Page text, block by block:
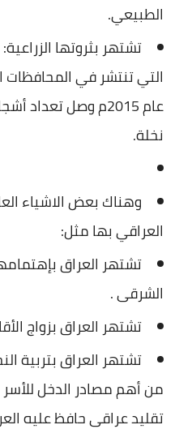
الطبيعي.
تشتهر بثروتها
التي تنتشر في
نخلة.
وهناك بعض الاشياء
العراقي بها مثل:
تشتهر العراق
الشرقى .
تشتهر العراق بزواج
تشتهر العراق بتربية
من أهم مصادر الدخل للأسر
تقليد عراقى حافظ عليه